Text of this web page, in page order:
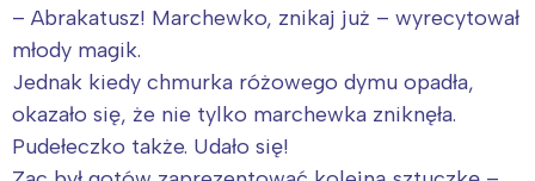
– Abrakatusz! Marchewko, znikaj już – wyrecytował
młody magik.
Jednak kiedy chmurka różowego dymu opadła,
okazało się, że nie tylko marchewka zniknęła.
Pudełeczko także. Udało się!